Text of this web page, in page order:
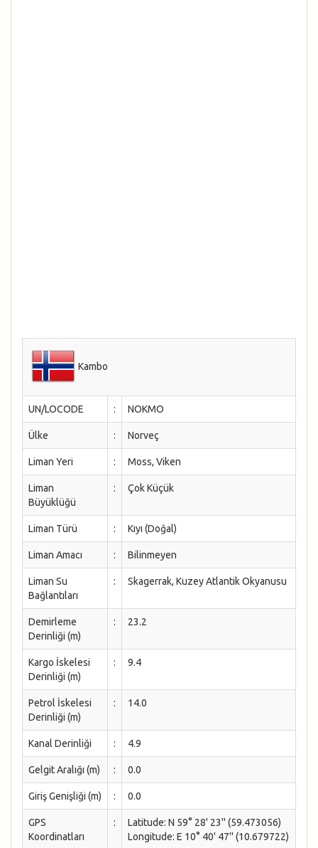
Kambo
UN/LOCODE : NOKMO
Ülke : Norveç
Liman Yeri : Moss, Viken
Liman
Büyüklüğü
: Çok Küçük
Liman Türü : Kıyı (Doğal)
Liman Amacı : Bilinmeyen
Liman Su
Bağlantıları
: Skagerrak, Kuzey Atlantik Okyanusu
Demirleme
Derinliği (m)
: 23.2
Kargo İskelesi
Derinliği (m)
: 9.4
Petrol İskelesi
Derinliği (m)
: 14.0
Kanal Derinliği : 4.9
Gelgit Aralığı (m) : 0.0
Giriş Genişliği (m) : 0.0
GPS
Koordinatları
:
Latitude: N 59° 28' 23'' (59.473056)
Longitude: E 10° 40' 47'' (10.679722)